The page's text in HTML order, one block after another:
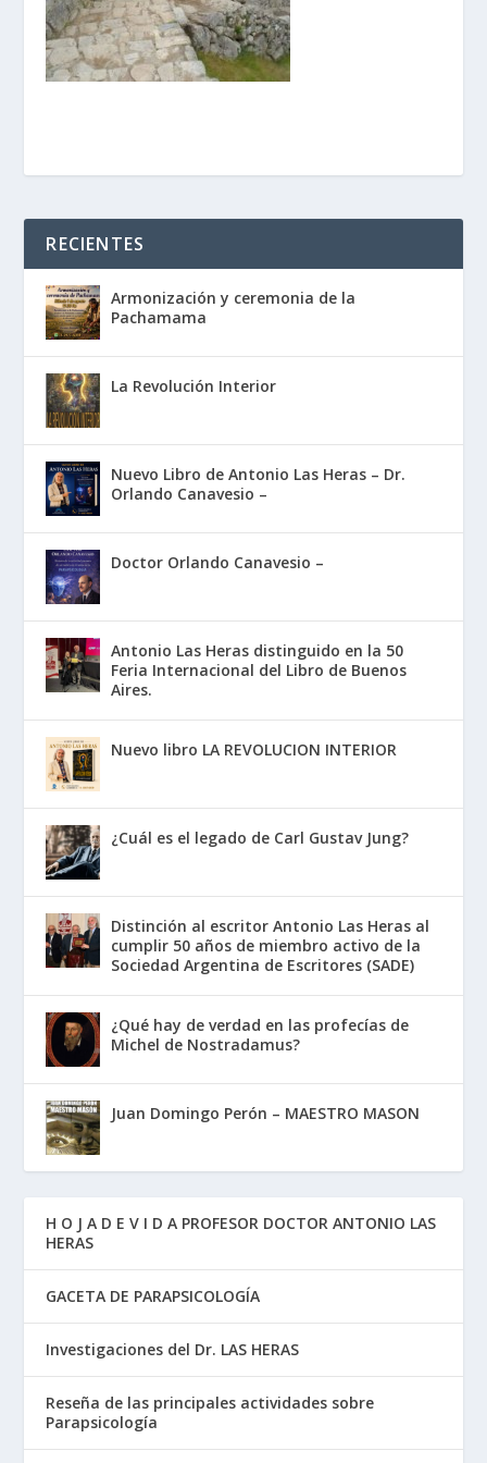
RECIENTES
Armonización y ceremonia de la
Pachamama
La Revolución Interior
Nuevo Libro de Antonio Las Heras – Dr.
Orlando Canavesio –
Doctor Orlando Canavesio –
Antonio Las Heras distinguido en la 50
Feria Internacional del Libro de Buenos
Aires.
Nuevo libro LA REVOLUCION INTERIOR
¿Cuál es el legado de Carl Gustav Jung?
Distinción al escritor Antonio Las Heras al
cumplir 50 años de miembro activo de la
Sociedad Argentina de Escritores (SADE)
¿Qué hay de verdad en las profecías de
Michel de Nostradamus?
Juan Domingo Perón – MAESTRO MASON
H O J A D E V I D A PROFESOR DOCTOR ANTONIO LAS
HERAS
GACETA DE PARAPSICOLOGÍA
Investigaciones del Dr. LAS HERAS
Reseña de las principales actividades sobre
Parapsicología